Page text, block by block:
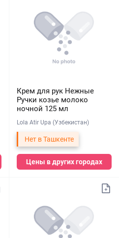
Крем для рук Нежные
Ручки козье молоко
ночной 125 мл
Lola Atir Upa (Узбекистан)
Нет в Ташкенте
Цены в других городах